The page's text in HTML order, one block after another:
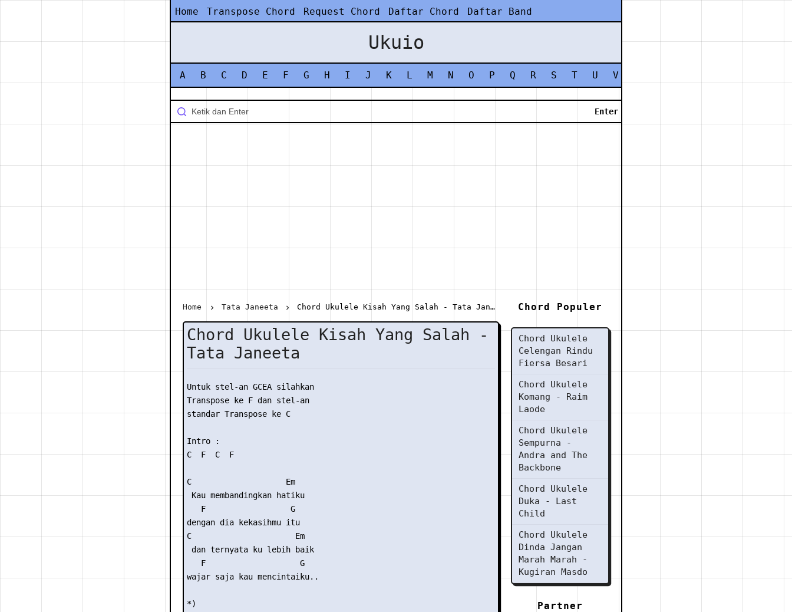
Home Transpose Chord Request Chord Daftar Chord Daftar Band
Ukuio
A B C D E F G H I J K L M N O P Q R S T U V
Home Tata Janeeta Chord Ukulele Kisah Yang Salah - Tata Janeeta
Chord Ukulele Kisah Yang Salah -
Tata Janeeta
Untuk stel-an GCEA silahkan
Transpose ke F dan stel-an
standar Transpose ke C
Intro :
C  F  C  F
C                    Em
Kau membandingkan hatiku
   F                  G
dengan dia kekasihmu itu
C                      Em
dan ternyata ku lebih baik
   F                    G
wajar saja kau mencintaiku..
*)
Chord Populer
Chord Ukulele
Celengan Rindu
Fiersa Besari
Chord Ukulele
Komang - Raim
Laode
Chord Ukulele
Sempurna -
Andra and The
Backbone
Chord Ukulele
Duka - Last
Child
Chord Ukulele
Dinda Jangan
Marah Marah -
Kugiran Masdo
Partner